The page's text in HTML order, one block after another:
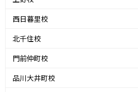
西日暮里校
北千住校
門前仲町校
品川大井町校